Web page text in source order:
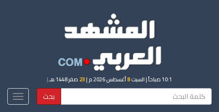
10:1 صباحاً | السبت8أغسطس 2026 م | 23 صفر 1448 هـ |
بحث